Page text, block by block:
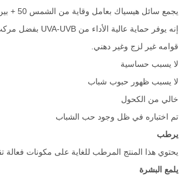
يجمع سائل هيسياك بعامل وقاية من الشمس 50 + بين الحماية الفعالة من أشعة الشمس والخصائص المصممة خصيصًا للبشرة المختلطة والدهنية
إنه يوفر حماية عالية الأداء من UVA-UVB بفضل مركب ترشيح جديد عالي الفعالية وخالي من مادة الأوكتوكريلين
قوامه غير لزج وغير دهني.
لا يسبب حساسية
لا يسبب ظهور حبوب شباب
خالي من الكحول
تم اختباره في ظل وجود حب الشباب
يرطب
يحتوي هذا المنتج المرطب للغاية على مكونات فعالة
يلمع البشرة